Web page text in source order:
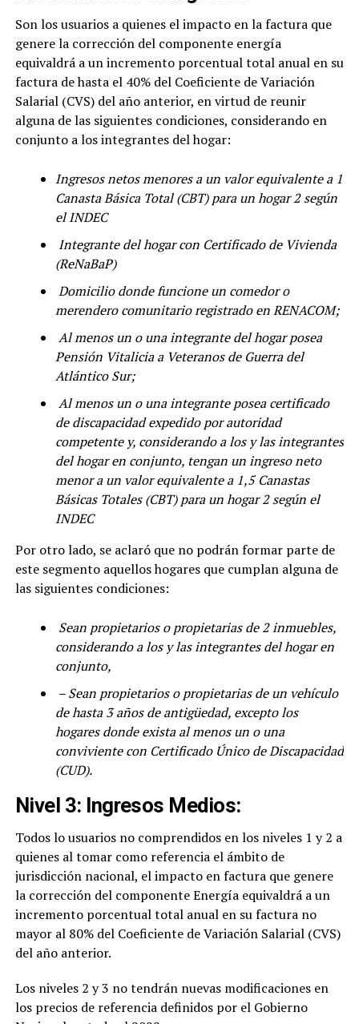
Son los usuarios a quienes el impacto en la factura que
genere la corrección del componente energía
equivaldrá a un incremento porcentual total anual en su
factura de hasta el 40% del Coeficiente de Variación
Salarial (CVS) del año anterior, en virtud de reunir
alguna de las siguientes condiciones, considerando en
conjunto a los integrantes del hogar:
Ingresos netos menores a un valor equivalente a 1
Canasta Básica Total (CBT) para un hogar 2 según
el INDEC
Integrante del hogar con Certificado de Vivienda
(ReNaBaP)
Domicilio donde funcione un comedor o
merendero comunitario registrado en RENACOM;
Al menos un o una integrante del hogar posea
Pensión Vitalicia a Veteranos de Guerra del
Atlántico Sur;
Al menos un o una integrante posea certificado
de discapacidad expedido por autoridad
competente y, considerando a los y las integrantes
del hogar en conjunto, tengan un ingreso neto
menor a un valor equivalente a 1,5 Canastas
Básicas Totales (CBT) para un hogar 2 según el
INDEC
Por otro lado, se aclaró que no podrán formar parte de
este segmento aquellos hogares que cumplan alguna de
las siguientes condiciones:
Sean propietarios o propietarias de 2 inmuebles,
considerando a los y las integrantes del hogar en
conjunto,
– Sean propietarios o propietarias de un vehículo
de hasta 3 años de antigüedad, excepto los
hogares donde exista al menos un o una
conviviente con Certificado Único de Discapacidad
(CUD).
Nivel 3: Ingresos Medios:
Todos lo usuarios no comprendidos en los niveles 1 y 2 a
quienes al tomar como referencia el ámbito de
jurisdicción nacional, el impacto en factura que genere
la corrección del componente Energía equivaldrá a un
incremento porcentual total anual en su factura no
mayor al 80% del Coeficiente de Variación Salarial (CVS)
del año anterior.
Los niveles 2 y 3 no tendrán nuevas modificaciones en
los precios de referencia definidos por el Gobierno